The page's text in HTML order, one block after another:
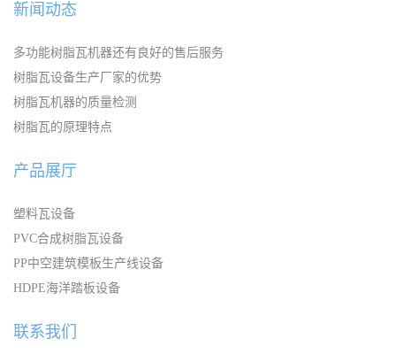
新闻动态
多功能树脂瓦机器还有良好的售后服务
树脂瓦设备生产厂家的优势
树脂瓦机器的质量检测
树脂瓦的原理特点
产品展厅
塑料瓦设备
PVC合成树脂瓦设备
PP中空建筑模板生产线设备
HDPE海洋踏板设备
联系我们